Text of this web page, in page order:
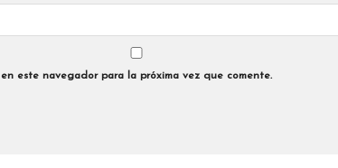
este navegador para la próxima vez que comente.